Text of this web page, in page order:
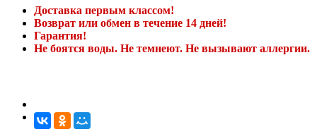
Доставка первым классом!
Возврат или обмен в течение 14 дней!
Гарантия!
Не боятся воды. Не темнеют. Не вызывают аллергии.